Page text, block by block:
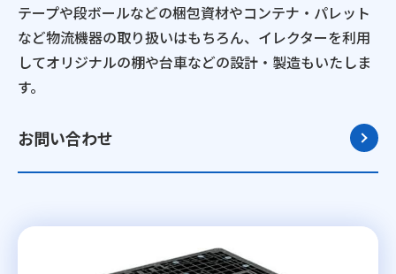
テープや段ボールなどの梱包資材やコンテナ・パレット
など物流機器の取り扱いはもちろん、イレクターを利用
してオリジナルの棚や台車などの設計・製造もいたしま
す。
お問い合わせ